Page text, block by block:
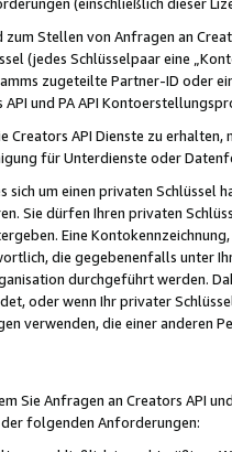
Stellen von Anfragen an
(jedes Schlüsselpaar eine
zugeteilte Partner-ID oder
und PA API
Creators API Dienste zu
für Unterdienste oder
sich um einen privaten
Sie dürfen Ihren privaten
Eine
die gegebenenfalls unter
durchgeführt werden.
oder wenn Ihr privater
verwenden, die einer anderen
Sie Anfragen an Creators API
folgenden Anforderungen: